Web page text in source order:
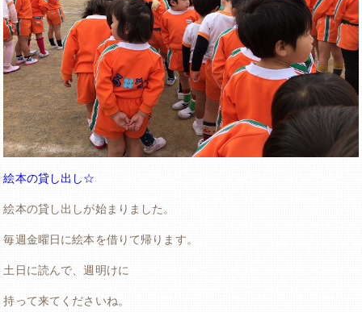
絵本の貸し出し☆
絵本の貸し出しが始まりました。
毎週金曜日に絵本を借りて帰ります。
土日に読んで、週明けに
持って来てくださいね。